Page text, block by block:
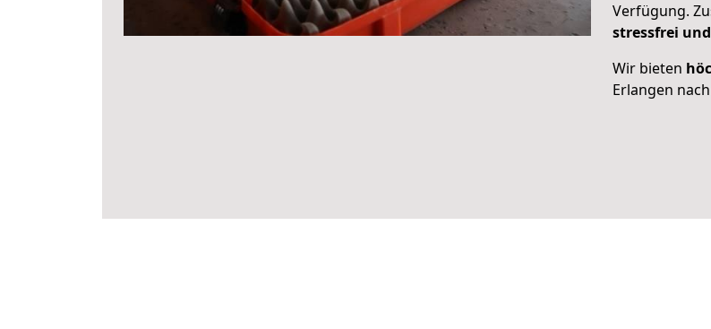
Verfügung.
stressfrei
Wir bieten
Erlangen